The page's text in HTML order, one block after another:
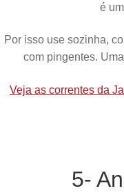
é
Por isso use sozinha,
com pingentes.
Veja as correntes da
5-